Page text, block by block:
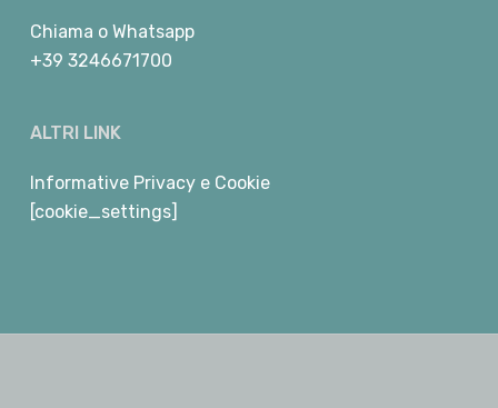
Chiama o Whatsapp
+39 3246671700
ALTRI LINK
Informative Privacy e Cookie
[cookie_settings]